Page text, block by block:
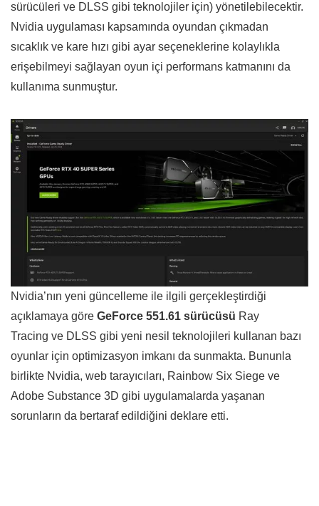
sürücüleri ve DLSS gibi teknolojiler için) yönetilebilecektir.
Nvidia uygulaması kapsamında oyundan çıkmadan
sıcaklık ve kare hızı gibi ayar seçeneklerine kolaylıkla
erişebilmeyi sağlayan oyun içi performans katmanını da
kullanıma sunmuştur.
Nvidia’nın yeni güncelleme ile ilgili gerçekleştirdiği
açıklamaya göre GeForce 551.61 sürücüsü Ray
Tracing ve DLSS gibi yeni nesil teknolojileri kullanan bazı
oyunlar için optimizasyon imkanı da sunmakta. Bununla
birlikte Nvidia, web tarayıcıları, Rainbow Six Siege ve
Adobe Substance 3D gibi uygulamalarda yaşanan
sorunların da bertaraf edildiğini deklare etti.